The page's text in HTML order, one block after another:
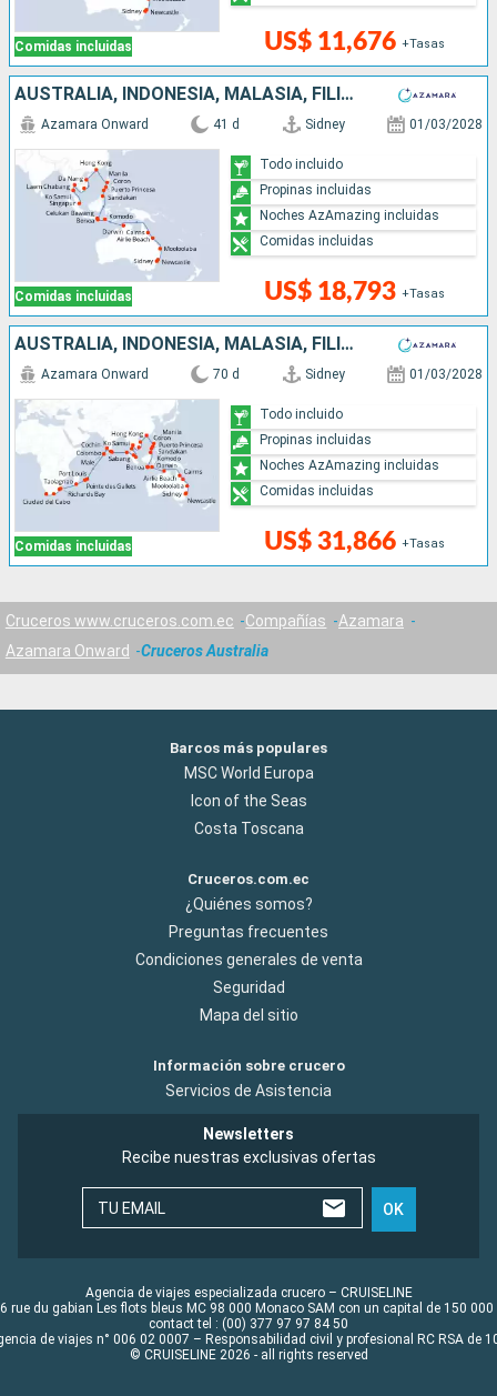
Comidas incluidas US$ 11,676 +Tasas
AUSTRALIA, INDONESIA, MALASIA, FILIPINAS, CHINA, VIETNAM, TAILANDIA, SINGAPUR
Comidas incluidas
Azamara Onward 41 d Sidney 01/03/2028
US$ 18,793 +Tasas
Todo incluido
Propinas incluidas
Noches AzAmazing incluidas
Comidas incluidas
AUSTRALIA, INDONESIA, MALASIA, FILIPINAS, CHINA, VIETNAM, TAILANDIA, SINGAPUR, SRI LANKA, INDIA, MALDIVAS, MAURICE, FRANCIA, MADAGASCAR, SUDAFRICA
Comidas incluidas
Azamara Onward 70 d Sidney 01/03/2028
US$ 31,866 +Tasas
Todo incluido
Propinas incluidas
Noches AzAmazing incluidas
Comidas incluidas
Cruceros www.cruceros.com.ec Compañías
Azamara
Azamara Onward
Cruceros Australia
Barcos más populares
MSC World Europa
Icon of the Seas
Costa Toscana
Cruceros.com.ec
¿Quiénes somos?
Preguntas frecuentes
Condiciones generales de venta
Seguridad
Mapa del sitio
Información sobre crucero
Servicios de Asistencia
Newsletters
Recibe nuestras exclusivas ofertas
TU EMAIL OK
Agencia de viajes especializada crucero – CRUISELINE
rue du gabian Les flots bleus MC 98 000 Monaco SAM con un capital de 150 000
contact tel : (00) 377 97 97 84 50
de viajes n° 006 02 0007 – Responsabilidad civil y profesional RC RSA de
© CRUISELINE 2026 - all rights reserved